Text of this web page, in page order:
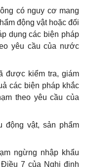
có nguy cơ mang
động vật hoặc đối
dụng các biện pháp
yêu cầu của nước
được kiểm tra, giám
các biện pháp khắc
theo yêu cầu của
động vật, sản phẩm
ngừng nhập khẩu
7 của Nghị định